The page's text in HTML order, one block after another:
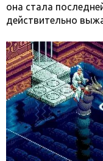
она стала
действительно